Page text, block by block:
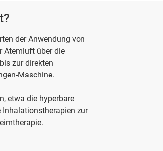
der Anwendung von
Atemluft über die
zur direkten
Maschine.
etwa die hyperbare
zur